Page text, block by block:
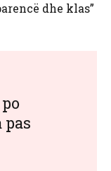
dhe klas”